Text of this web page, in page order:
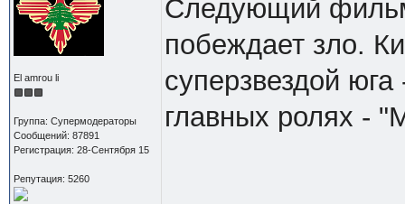
El amrou li
Группа: Супермодераторы
Сообщений: 87891
Регистрация: 28-Сентября 15
Репутация: 5260
Следующий
побеждает зло.
суперзвездой
главных ролях -